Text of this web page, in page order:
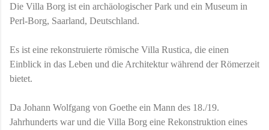
Die Villa Borg ist ein archäologischer Park und ein Museum in
Perl-Borg, Saarland, Deutschland.
Es ist eine rekonstruierte römische Villa Rustica, die einen
Einblick in das Leben und die Architektur während der Römerzeit
bietet.
Da Johann Wolfgang von Goethe ein Mann des 18./19.
Jahrhunderts war und die Villa Borg eine Rekonstruktion eines